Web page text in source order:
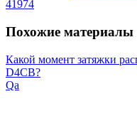
41974
Похожие материалы
Какой момент затяжки
D4CB?
Qa